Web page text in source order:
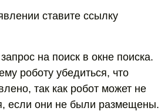
ставите ссылку
на поиск в окне поиска.
роботу убедиться, что
так как робот может не
если они не были размещены.